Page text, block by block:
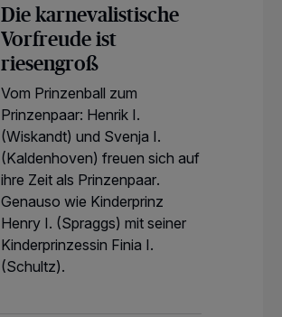
Die karnevalistische
Vorfreude ist
riesengroß
Vom Prinzenball zum
Prinzenpaar: Henrik I.
(Wiskandt) und Svenja I.
(Kaldenhoven) freuen sich auf
ihre Zeit als Prinzenpaar.
Genauso wie Kinderprinz
Henry I. (Spraggs) mit seiner
Kinderprinzessin Finia I.
(Schultz).